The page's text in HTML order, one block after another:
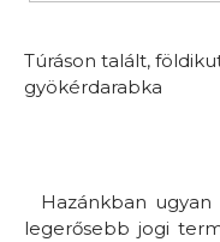
Túráson talált,
gyökérdarabka
Hazánkban
legerősebb jogi